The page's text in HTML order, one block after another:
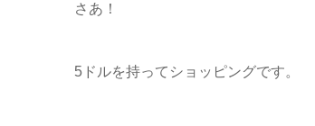
さあ！
5ドルを持ってショッピングです。